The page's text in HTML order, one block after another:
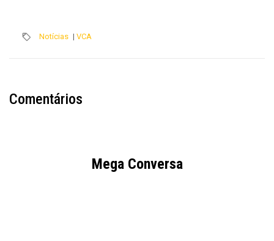
Notícias | VCA
Comentários
Mega Conversa